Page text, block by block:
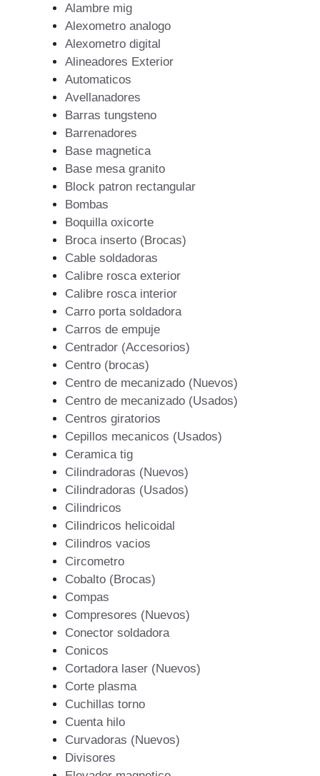
Alambre mig
Alexometro analogo
Alexometro digital
Alineadores Exterior
Automaticos
Avellanadores
Barras tungsteno
Barrenadores
Base magnetica
Base mesa granito
Block patron rectangular
Bombas
Boquilla oxicorte
Broca inserto (Brocas)
Cable soldadoras
Calibre rosca exterior
Calibre rosca interior
Carro porta soldadora
Carros de empuje
Centrador (Accesorios)
Centro (brocas)
Centro de mecanizado (Nuevos)
Centro de mecanizado (Usados)
Centros giratorios
Cepillos mecanicos (Usados)
Ceramica tig
Cilindradoras (Nuevos)
Cilindradoras (Usados)
Cilindricos
Cilindricos helicoidal
Cilindros vacios
Circometro
Cobalto (Brocas)
Compas
Compresores (Nuevos)
Conector soldadora
Conicos
Cortadora laser (Nuevos)
Corte plasma
Cuchillas torno
Cuenta hilo
Curvadoras (Nuevos)
Divisores